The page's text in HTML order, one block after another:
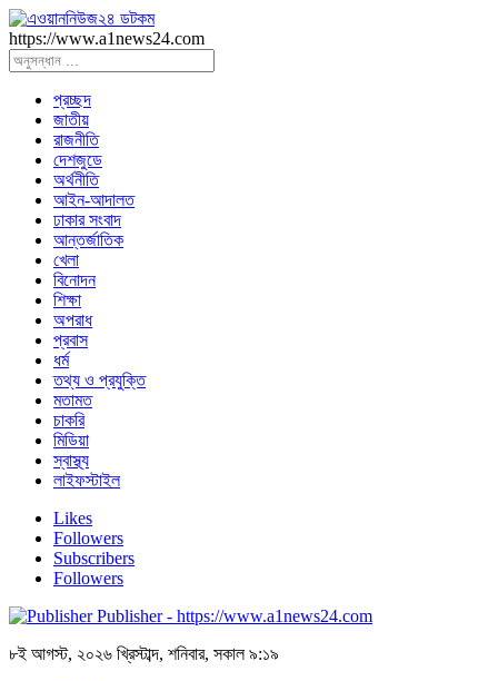
https://www.a1news24.com
প্রচ্ছদ
জাতীয়
রাজনীতি
দেশজুডে
অর্থনীতি
আইন-আদালত
ঢাকার সংবাদ
আন্তর্জাতিক
খেলা
বিনোদন
শিক্ষা
অপরাধ
প্রবাস
ধর্ম
তথ্য ও প্রযুক্তি
মতামত
চাকরি
মিডিয়া
স্বাস্থ্য
লাইফস্টাইল
Likes
Followers
Subscribers
Followers
Publisher - https://www.a1news24.com
৮ই আগস্ট, ২০২৬ খ্রিস্টাব্দ, শনিবার, সকাল ৯:১৯